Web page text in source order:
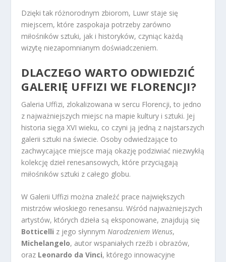
Dzięki tak różnorodnym zbiorom, Luwr staje się
miejscem, które zaspokaja potrzeby zarówno
miłośników sztuki, jak i historyków, czyniąc każdą
wizytę niezapomnianym doświadczeniem.
DLACZEGO WARTO ODWIEDZIĆ
GALERIĘ UFFIZI WE FLORENCJI?
Galeria Uffizi, zlokalizowana w sercu Florencji, to jedno
z najważniejszych miejsc na mapie kultury i sztuki. Jej
historia sięga XVI wieku, co czyni ją jedną z najstarszych
galerii sztuki na świecie. Osoby odwiedzające to
zachwycające miejsce mają okazję podziwiać niezwykłą
kolekcję dzieł renesansowych, które przyciągają
miłośników sztuki z całego globu.
W Galerii Uffizi można znaleźć prace największych
mistrzów włoskiego renesansu. Wśród najważniejszych
artystów, których dzieła są eksponowane, znajdują się
Botticelli z jego słynnymNarodzeniem Wenus,
Michelangelo, autor wspaniałych rzeźb i obrazów,
oraz Leonardo da Vinci, którego innowacyjne